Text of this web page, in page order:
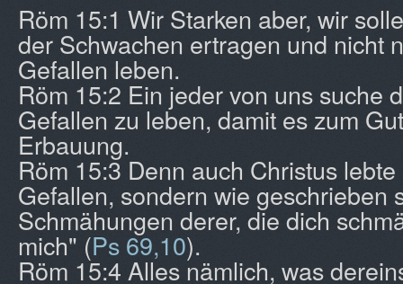
Röm 15:1 Wir Starken aber, wir
der Schwachen ertragen und nicht
Gefallen leben.
Röm 15:2 Ein jeder von uns suche
Gefallen zu leben, damit es zum
Erbauung.
Röm 15:3 Denn auch Christus
Gefallen, sondern wie geschrieben
Schmähungen derer, die dich
mich" (Ps 69,10).
Röm 15:4 Alles nämlich, was